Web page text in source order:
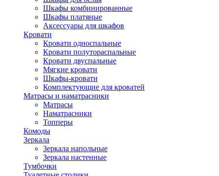
Шкафы комбинированные
Шкафы платяные
Аксессуары для шкафов
Кровати
Кровати односпальные
Кровати полутораспальные
Кровати двуспальные
Мягкие кровати
Шкафы-кровати
Комплектующие для кроватей
Матрасы и наматрасники
Матрасы
Наматрасники
Топперы
Комоды
Зеркала
Зеркала напольные
Зеркала настенные
Тумбочки